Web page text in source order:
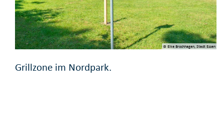
© Elke Brochhagen, Stadt Essen
Grillzone im Nordpark.